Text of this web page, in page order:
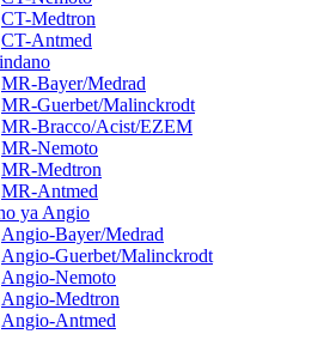
CT-Medtron
CT-Antmed
MR-Bayer/Medrad
MR-Guerbet/Malinckrodt
MR-Bracco/Acist/EZEM
MR-Nemoto
MR-Medtron
MR-Antmed
ya Angio
Angio-Bayer/Medrad
Angio-Guerbet/Malinckrodt
Angio-Nemoto
Angio-Medtron
Angio-Antmed